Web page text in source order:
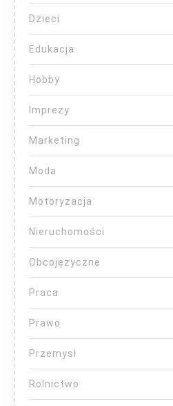
Dzieci
Edukacja
Hobby
Imprezy
Marketing
Moda
Motoryzacja
Nieruchomości
Obcojęzyczne
Praca
Prawo
Przemysł
Rolnictwo